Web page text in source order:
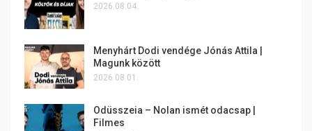
2026.08.04.
Menyhárt Dodi vendége Jónás Attila |
Magunk között
2026.08.01.
Odüsszeia – Nolan ismét odacsap |
Filmes